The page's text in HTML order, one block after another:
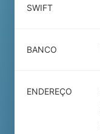
SWIFT
BANCO
ENDEREÇO